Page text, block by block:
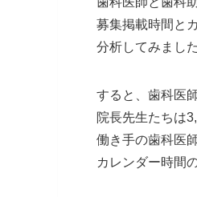
募集掲載時間と
分析してみました
すると、歯科医
院長先生たちは
働き手の歯科医
カレンダー時間